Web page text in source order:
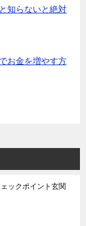
知らないと絶対
お金を増やす方
ックポイント玄関